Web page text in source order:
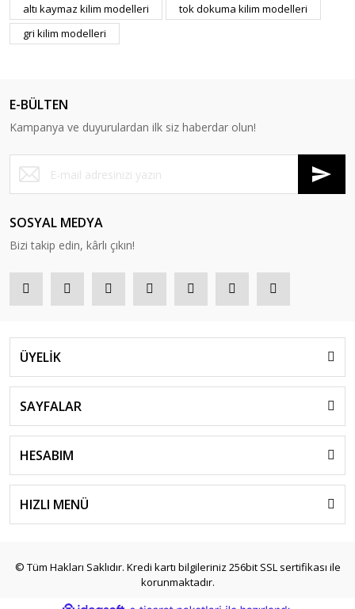
altı kaymaz kilim modelleri
tok dokuma kilim modelleri
gri kilim modelleri
E-BÜLTEN
Kampanya ve duyurulardan ilk siz haberdar olun!
SOSYAL MEDYA
Bizi takip edin, kârlı çıkın!
ÜYELİK
SAYFALAR
HESABIM
HIZLI MENÜ
© Tüm Hakları Saklıdır. Kredi kartı bilgileriniz 256bit SSL sertifikası ile
korunmaktadır.